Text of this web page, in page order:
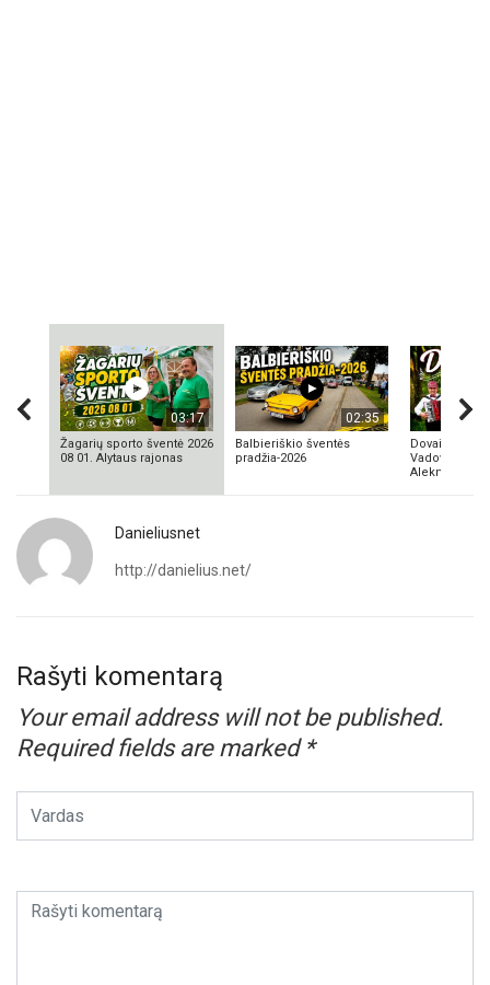
03:17
Žagarių sporto šventė 2026
08 01. Alytaus rajonas
02:35
Balbieriškio šventės
pradžia-2026
Dovainonių
Vadovas
Aleknavičius
Danieliusnet
http://danielius.net/
Rašyti komentarą
Your email address will not be published.
Required fields are marked *